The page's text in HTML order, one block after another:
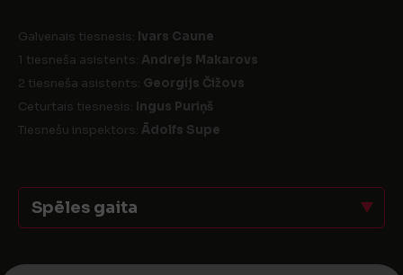
Galvenais tiesnesis: Ivars Caune
1 tiesneša asistents: Andrejs Makarovs
2 tiesneša asistents: Georgijs Čižovs
Ceturtais tiesnesis: Ingus Puriņš
Tiesnešu inspektors: Ādolfs Supe
Spēles gaita